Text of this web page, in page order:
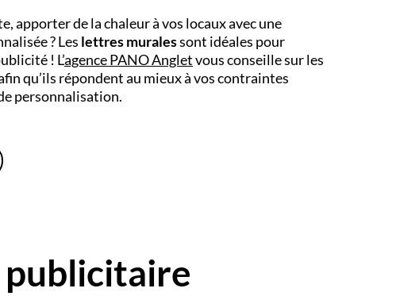
apporter de la chaleur à vos locaux avec une
? Les lettres muralessont idéales pour
! L’agence PANOAngletvous conseille sur les
qu’ils répondent au mieux à vos contraintes
personnalisation.